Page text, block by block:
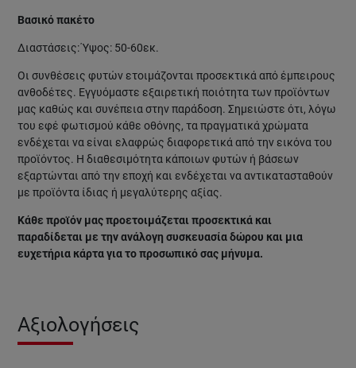
Βασικό πακέτο
Διαστάσεις: Ύψος: 50-60εκ.
Οι συνθέσεις φυτών ετοιμάζονται προσεκτικά από έμπειρους
ανθοδέτες. Εγγυόμαστε εξαιρετική ποιότητα των προϊόντων
μας καθώς και συνέπεια στην παράδοση. Σημειώστε ότι, λόγω
του εφέ φωτισμού κάθε οθόνης, τα πραγματικά χρώματα
ενδέχεται να είναι ελαφρώς διαφορετικά από την εικόνα του
προϊόντος. Η διαθεσιμότητα κάποιων φυτών ή βάσεων
εξαρτώνται από την εποχή και ενδέχεται να αντικατασταθούν
με προϊόντα ίδιας ή μεγαλύτερης αξίας.
Κάθε προϊόν μας προετοιμάζεται προσεκτικά και
παραδίδεται με την ανάλογη συσκευασία δώρου και μια
ευχετήρια κάρτα για το προσωπικό σας μήνυμα.
Αξιολογήσεις